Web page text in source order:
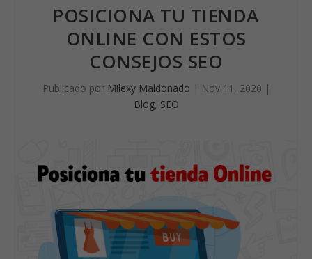
POSICIONA TU TIENDA
ONLINE CON ESTOS
CONSEJOS SEO
Publicado por Milexy Maldonado | Nov 11, 2020 |
Blog, SEO